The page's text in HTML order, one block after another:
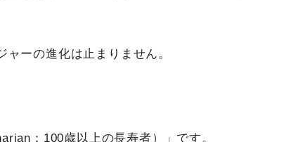
ーの進化は止まりません。
：100歳以上の長寿者）」です。